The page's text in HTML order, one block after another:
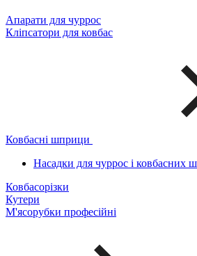
Апарати для чуррос
Кліпсатори для ковбас
Ковбасні шприци
Насадки для чуррос і ковбасних
Ковбасорізки
Кутери
М'ясорубки професійні